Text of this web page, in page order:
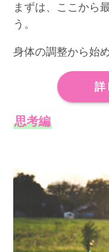
まずは、ここから
う。
身体の調整から始
詳
思考編